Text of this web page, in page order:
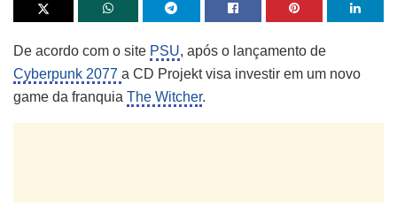
De acordo com o site PSU, após o lançamento de
Cyberpunk 2077 a CD Projekt visa investir em um novo
game da franquia The Witcher.